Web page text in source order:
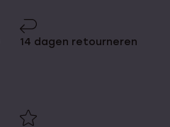
14 dagen retourneren